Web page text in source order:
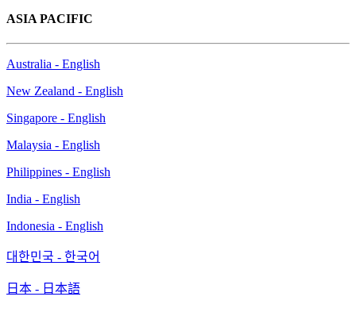
ASIA PACIFIC
Australia - English
New Zealand - English
Singapore - English
Malaysia - English
Philippines - English
India - English
Indonesia - English
대한민국 - 한국어
日本 - 日本語